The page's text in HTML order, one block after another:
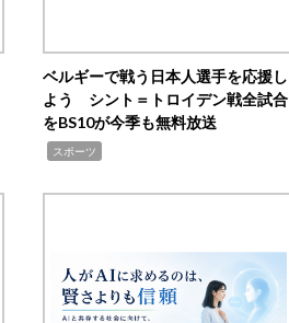
ベルギーで戦う日本人選手を応援し
よう シント＝トロイデン戦全試合
をBS10が今季も無料放送
スポーツ